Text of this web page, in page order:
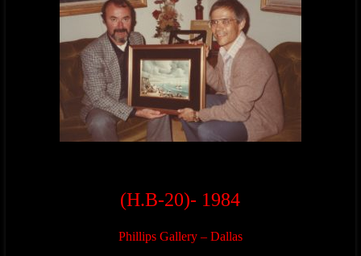
(H.B-20)- 1984
Phillips Gallery – Dallas